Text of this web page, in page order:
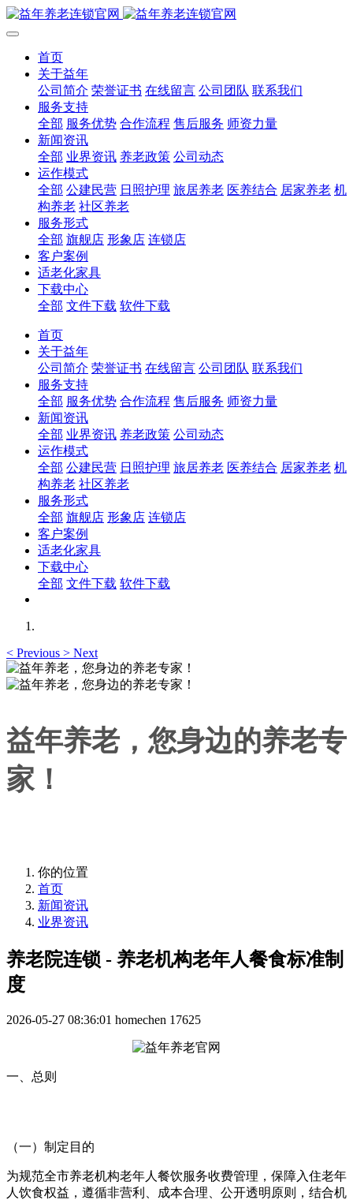
首页
关于益年
公司简介 荣誉证书 在线留言 公司团队 联系我们
服务支持
全部 服务优势 合作流程 售后服务 师资力量
新闻资讯
全部 业界资讯 养老政策 公司动态
运作模式
全部 公建民营 日照护理 旅居养老 医养结合 居家养老 机
构养老 社区养老
服务形式
全部 旗舰店 形象店 连锁店
客户案例
适老化家具
下载中心
全部 文件下载 软件下载
首页
关于益年
公司简介 荣誉证书 在线留言 公司团队 联系我们
服务支持
全部 服务优势 合作流程 售后服务 师资力量
新闻资讯
全部 业界资讯 养老政策 公司动态
运作模式
全部 公建民营 日照护理 旅居养老 医养结合 居家养老 机
构养老 社区养老
服务形式
全部 旗舰店 形象店 连锁店
客户案例
适老化家具
下载中心
全部 文件下载 软件下载
< Previous > Next
益年养老，您身边的养老专
家！
你的位置
首页
新闻资讯
业界资讯
养老院连锁 - 养老机构老年人餐食标准制
度
2026-05-27 08:36:01 homechen 17625
一、总则
（一）制定目的
为规范全市养老机构老年人餐饮服务收费管理，保障入住老年
人饮食权益，遵循非营利、成本合理、公开透明原则，结合机